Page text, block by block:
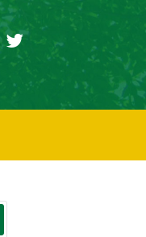
Twitter